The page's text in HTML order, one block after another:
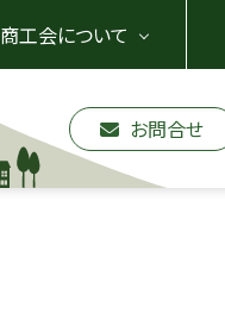
お問合せ
商工会について